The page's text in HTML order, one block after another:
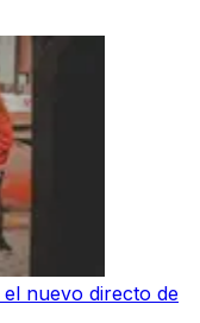
nuevo directo de